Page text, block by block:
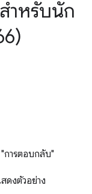
ำหรับนัก
การตอบกลับ"
ดงตัวอย่าง